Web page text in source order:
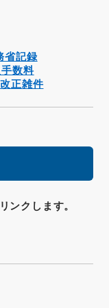
省記録
数料
正雑件
ンクします。